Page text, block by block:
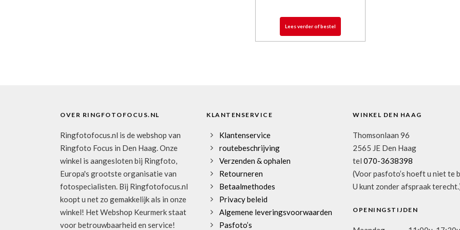
Lees verder of bestel
OVER RINGFOTOFOCUS.NL
Ringfotofocus.nl is de webshop van
Ringfoto Focus in Den Haag. Onze
winkel is aangesloten bij Ringfoto,
Europa's grootste organisatie van
fotospecialisten. Bij Ringfotofocus.nl
koopt u net zo gemakkelijk als in onze
winkel! Het Webshop Keurmerk staat
voor betrouwbaarheid en service!
KLANTENSERVICE
Klantenservice
routebeschrijving
Verzenden & ophalen
Retourneren
Betaalmethodes
Privacy beleid
Algemene leveringsvoorwaarden
Pasfoto’s
WINKEL DEN HAAG
Thomsonlaan 96
2565 JE Den Haag
tel 070-3638398
(Voor pasfoto’s hoeft u niet te
U kunt zonder afspraak
OPENINGSTIJDEN